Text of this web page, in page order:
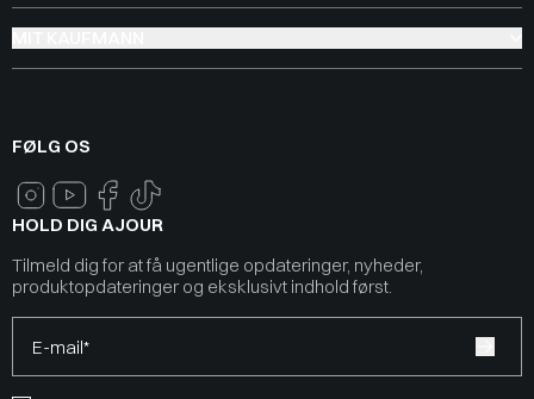
FØLG OS
HOLD DIG AJOUR
Tilmeld dig for at få ugentlige opdateringer, nyheder,
produktopdateringer og eksklusivt indhold først.
E-mail*